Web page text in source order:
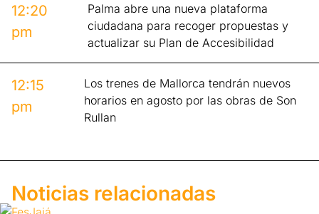
12:20
pm
Palma abre una nueva plataforma
ciudadana para recoger propuestas y
actualizar su Plan de Accesibilidad
12:15
pm
Los trenes de Mallorca tendrán nuevos
horarios en agosto por las obras de Son
Rullan
Noticias relacionadas